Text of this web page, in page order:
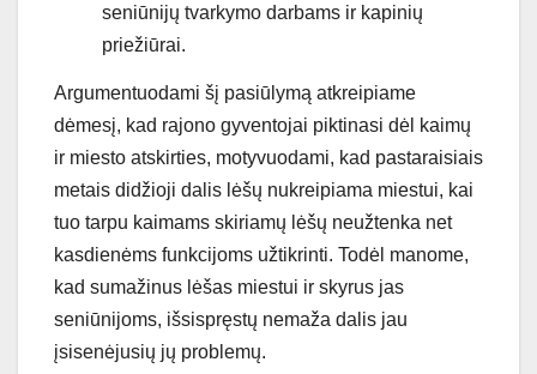
seniūnijų tvarkymo darbams ir kapinių
priežiūrai.
Argumentuodami šį pasiūlymą atkreipiame
dėmesį, kad rajono gyventojai piktinasi dėl kaimų
ir miesto atskirties, motyvuodami, kad pastaraisiais
metais didžioji dalis lėšų nukreipiama miestui, kai
tuo tarpu kaimams skiriamų lėšų neužtenka net
kasdienėms funkcijoms užtikrinti. Todėl manome,
kad sumažinus lėšas miestui ir skyrus jas
seniūnijoms, išsispręstų nemaža dalis jau
įsisenėjusių jų problemų.